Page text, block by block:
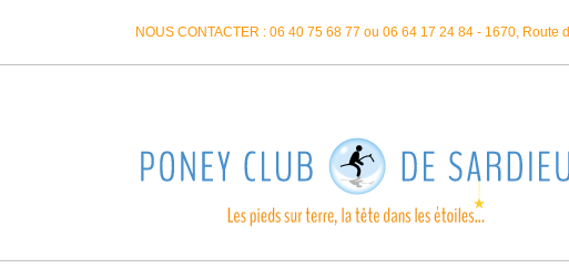
NOUS CONTACTER : 06 40 75 68 77 ou 06 64 17 24 84 - 1670, Route